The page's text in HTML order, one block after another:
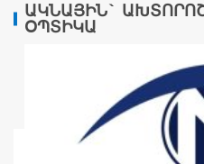
ԱԿՆԱՅԻՆ`
ՕՊՏԻԿԱ